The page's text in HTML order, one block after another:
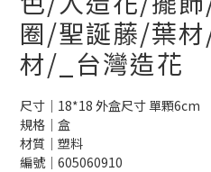
圈/聖誕藤/葉
材/_台灣造花
尺寸｜18*18 外盒尺寸 單顆6cm
規格｜盒
材質｜塑料
編號｜605060910